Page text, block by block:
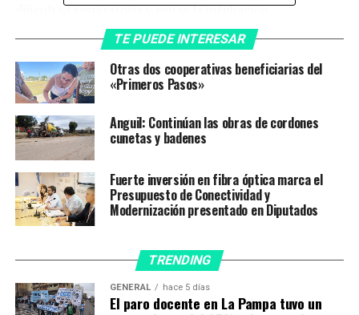
dificultad respiratoria y evitar la intubación
endotraqueal del paciente”. Además, hizo referencia a la
compra de equipos de Bipap “lo que conocemos como
ventilación no invasiva, que nos ayuda a recuperar
pacientes sin necesidad de conectarlos a un respirador”.
“Independientemente tenemos los respiradores
conectados a las camas de terapia, son 14 camas, más
otras cuatro (4) que ampliamos hace un tiempo atrás. Se
incorporaron nueve (9) camas al servicio de internación
de Clínica Quirúrgica, a fin de equipar mejor las salas de
internaciones. Son de alta tecnología, con
levantamiento manual y para cuidados críticos, poseen
y vinieron a reemplazar elementos que tenían muchos
años de uso en el sector. También se adquirió un carro
de paro, intensificando de este modo la complejidad
TE PUEDE INTERESAR
Otras dos cooperativas beneficiarias del
«Primeros Pasos»
Anguil: Continúan las obras de cordones
cunetas y badenes
Fuerte inversión en fibra óptica marca el
Presupuesto de Conectividad y
Modernización presentado en Diputados
TRENDING
GENERAL hace 5 días
El paro docente en La Pampa tuvo un